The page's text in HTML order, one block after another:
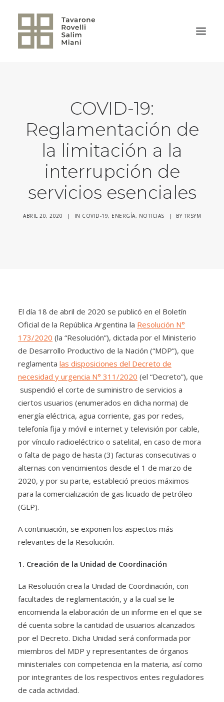
COVID-19:
Reglamentación de
la limitación a la
interrupción de
servicios esenciales
ABRIL 20, 2020 | IN COVID-19, ENERGÍA, NOTICIAS | BYTRSYM
El día 18 de abril de 2020 se publicó en el Boletín
Oficial de la República Argentina la Resolución N°
173/2020 (la “Resolución”), dictada por el Ministerio
de Desarrollo Productivo de la Nación (“MDP”), que
reglamenta las disposiciones del Decreto de
necesidad y urgencia N° 311/2020 (el “Decreto”), que
suspendió el corte de suministro de servicios a
ciertos usuarios (enumerados en dicha norma) de
energía eléctrica, agua corriente, gas por redes,
telefonía fija y móvil e internet y televisión por cable,
por vínculo radioeléctrico o satelital, en caso de mora
o falta de pago de hasta (3) facturas consecutivas o
alternas con vencimientos desde el 1 de marzo de
2020, y por su parte, estableció precios máximos
para la comercialización de gas licuado de petróleo
(GLP).
A continuación, se exponen los aspectos más
relevantes de la Resolución.
1. Creación de la Unidad de Coordinación
La Resolución crea la Unidad de Coordinación, con
facultades de reglamentación, y a la cual se le
encomienda la elaboración de un informe en el que se
dé cuenta sobre la cantidad de usuarios alcanzados
por el Decreto. Dicha Unidad será conformada por
miembros del MDP y representantes de órganos
ministeriales con competencia en la materia, así como
por integrantes de los respectivos entes reguladores
de cada actividad.